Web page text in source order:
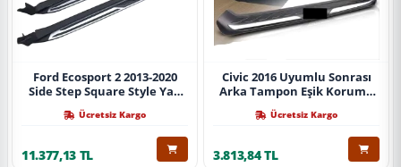
Ford Ecosport 2 2013-2020
Side Step Square Style Yan
Ücretsiz Kargo
11.377,13 TL
Civic 2016 Uyumlu Sonrası
Arka Tampon Eşik Koruma
Ücretsiz Kargo
3.813,84 TL